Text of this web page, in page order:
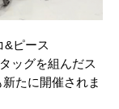
&ピース
ッグを組んだス
たに開催されま